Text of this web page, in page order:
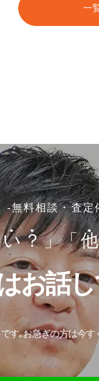
一
-無料相談・査定
い？」「他
お話
す｡お急ぎの方は今す